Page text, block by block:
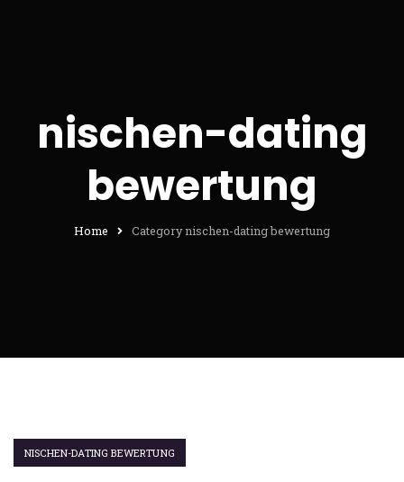
nischen-dating
bewertung
Home Category nischen-dating bewertung
NISCHEN-DATING BEWERTUNG